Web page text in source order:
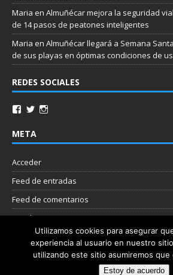
Maria en Almuñécar mejora la seguridad
de 14 pasos de peatones inteligentes
Maria en Almuñécar llegará a Semana
de sus playas en óptimas condiciones de
REDES SOCIALES
META
Acceder
Feed de entradas
Feed de comentarios
WordPress.org
Nube de etiquetas
Utilizamos cookies para asegurar
experiencia al usuario en nuestro
utilizando este sitio asumiremos que
Estoy de acuerdo